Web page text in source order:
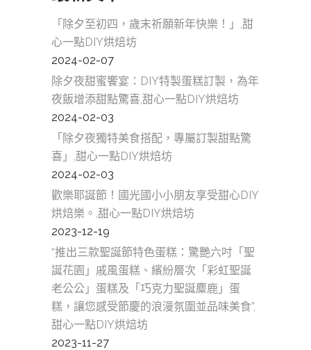
「除夕至初四，歲末祈願新年快樂！」,甜
心一點DIY烘焙坊
2024-02-07
除夕夜甜蜜饗宴：DIY特製蛋糕訂製，為年
夜飯增添甜點驚喜,甜心一點DIY烘焙坊
2024-02-03
「除夕夜獨特美食搭配，專屬訂製甜點驚
喜」,甜心一點DIY烘焙坊
2024-02-03
歡樂耶誕節！國光國小小朋友享受甜心DIY
烘焙樂。,甜心一點DIY烘焙坊
2023-12-19
“推出三款聖誕節特色蛋糕：驚艷六吋「聖
誕花園」戚風蛋糕、繽紛層次「彩虹聖誕
老公公」蛋糕及「巧克力聖誕麋鹿」蛋
糕，讓您感受節慶的浪漫氛圍並品味美食”,
甜心一點DIY烘焙坊
2023-11-27